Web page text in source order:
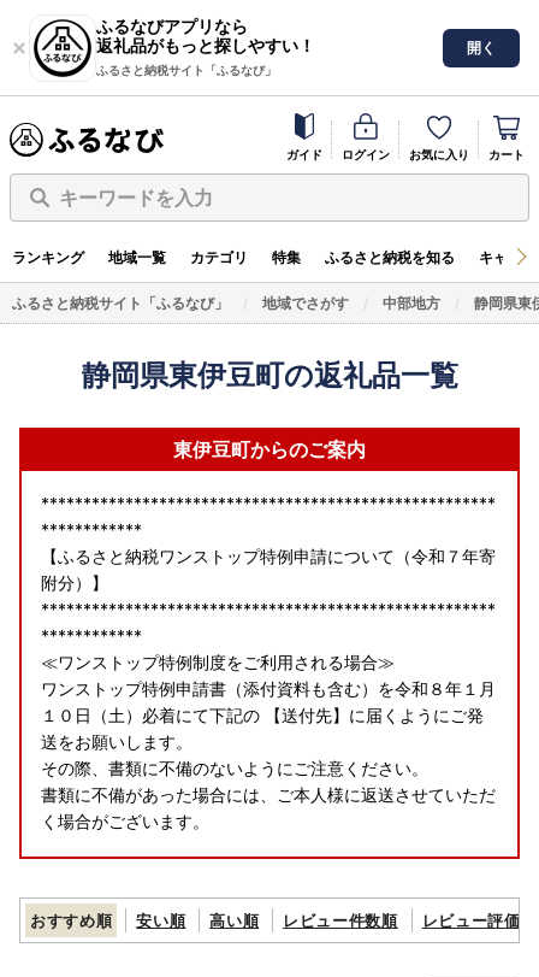
ふるなびアプリなら
返礼品がもっと探しやすい！
ふるさと納税サイト「ふるなび」
開く
ガイド ログイン お気に入り カート
キーワードを入力
ランキング 地域一覧 カテゴリ 特集 ふるさと納税を知る キャン
ふるさと納税サイト「ふるなび」 地域でさがす 中部地方 静岡県東
静岡県東伊豆町の返礼品一覧
東伊豆町からのご案内
******************************************************
************
【ふるさと納税ワンストップ特例申請について（令和７年寄
附分）】
******************************************************
************
≪ワンストップ特例制度をご利用される場合≫
ワンストップ特例申請書（添付資料も含む）を令和８年１月
１０日（土）必着にて下記の 【送付先】に届くようにご発
送をお願いします。
その際、書類に不備のないようにご注意ください。
書類に不備があった場合には、ご本人様に返送させていただ
く場合がございます。
必着を過ぎた場合≫
寄附者様ご自身で確定申告をしていただく必要がございます
おすすめ順 安い順 高い順 レビュー件数順 レビュー評価順